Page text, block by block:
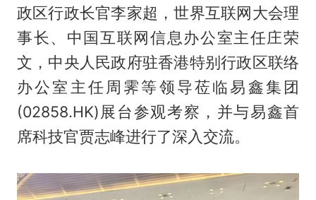
政区行政长官李家超，世界互联网大会理
事长、中国互联网信息办公室主任庄荣
文，中央人民政府驻香港特别行政区联络
办公室主任周霁等领导莅临易鑫集团
(02858.HK)展台参观考察，并与易鑫首
席科技官贾志峰进行了深入交流。